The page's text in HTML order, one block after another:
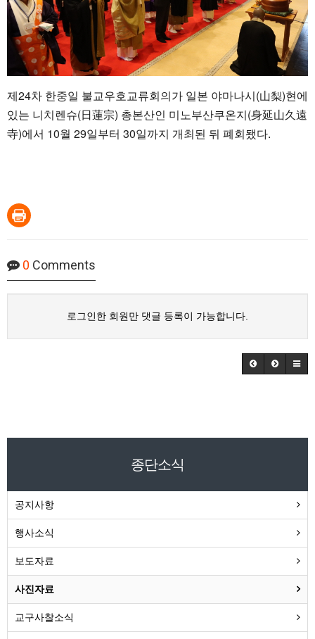
제24차 한중일 불교우호교류회의가 일본 야마나시(山梨)현에
있는 니치렌슈(日蓮宗) 총본산인 미노부산쿠온지(身延山久遠
寺)에서 10월 29일부터 30일까지 개최된 뒤 폐회됐다.
0 Comments
로그인한 회원만 댓글 등록이 가능합니다.
종단소식
공지사항
행사소식
보도자료
사진자료
교구사찰소식